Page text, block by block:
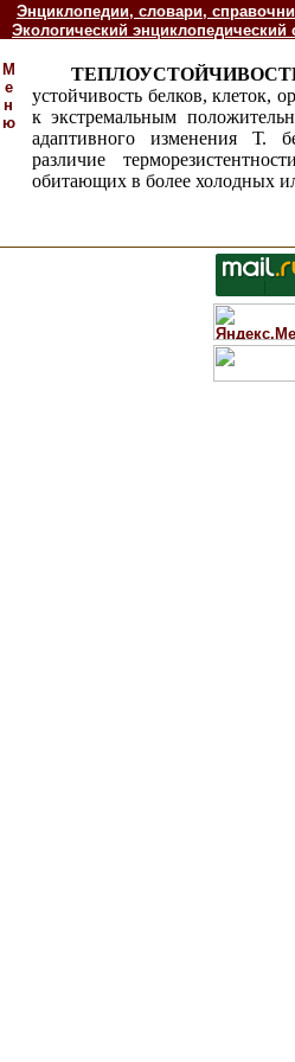
Энциклопедии, словари,
Экологический энциклопедический
М
е
н
ю
устойчивость белков, клеток,
к экстремальным
адаптивного изменения Т.
различие
обитающих в более холодных